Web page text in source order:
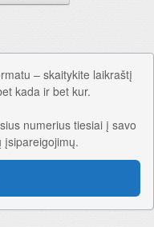
– skaitykite laikraštį
kada ir bet kur.
numerius tiesiai į savo
įsipareigojimų.